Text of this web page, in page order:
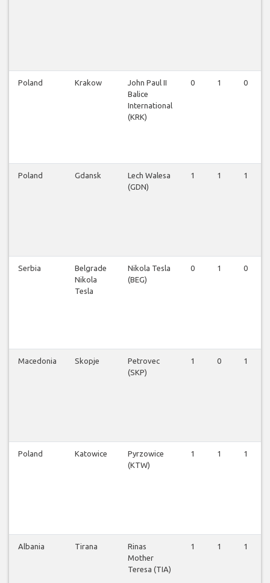
Poland Krakow
John Paul II
Balice
International
(KRK)
0 1 0
Poland Gdansk
Lech Walesa
(GDN)
1 1 1
Serbia
Belgrade
Nikola
Tesla
Nikola Tesla
(BEG)
0 1 0
Macedonia Skopje
Petrovec
(SKP)
1 0 1
Poland Katowice
Pyrzowice
(KTW)
1 1 1
Albania Tirana
Rinas
Mother
Teresa (TIA)
1 1 1